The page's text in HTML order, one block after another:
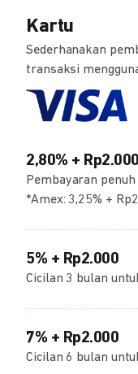
Kartu
Sederhanakan
transaksi
2,80% + Rp2.000
Pembayaran
*Amex: 3,25% +
5% + Rp2.000
Cicilan 3 bulan
7% + Rp2.000
Cicilan 6 bulan